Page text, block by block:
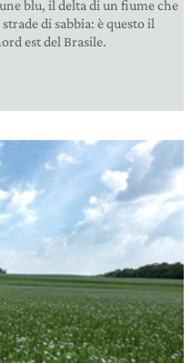
blu, il delta di un fiume che
di sabbia: è questo il
est del Brasile.